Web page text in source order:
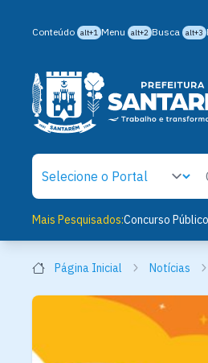
Conteúdo alt+1 Menu alt+2 Busca alt+3
Mais Pesquisados:Concurso Público
Página Inicial Notícias